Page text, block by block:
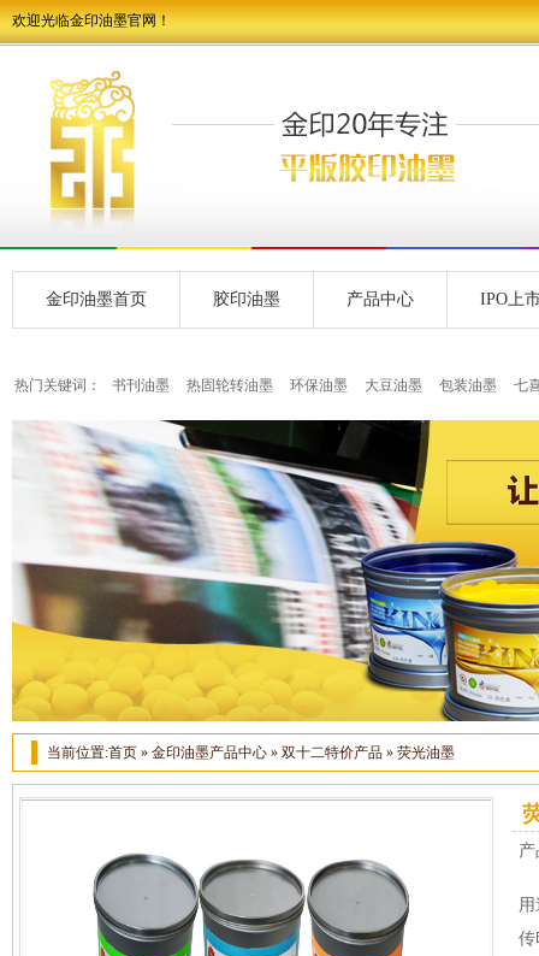
欢迎光临金印油墨官网！
金印油墨首页 胶印油墨 产品中心 IPO上
热门关键词： 书刊油墨 热固轮转油墨 环保油墨 大豆油墨 包装油墨 七
当前位置:首页 » 金印油墨产品中心 » 双十二特价产品 » 荧光油墨
传